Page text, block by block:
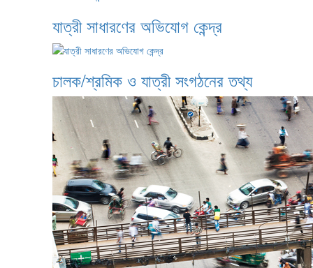
যাত্রী সাধারণের অভিযোগ কেন্দ্র
চালক/শ্রমিক ও যাত্রী সংগঠনের তথ্য